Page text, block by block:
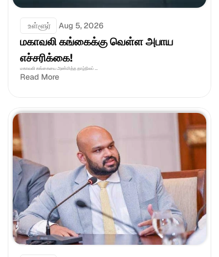
உள்ளூர் Aug 5, 2026
மகாவலி கங்கைக்கு வெள்ள அபாய
எச்சரிக்கை!
மகாவலி கங்கையை அண்மித்த தாழ்நிலப் ...
Read More